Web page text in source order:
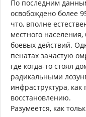
По последним
освобождено более
что, вполне
местного
боевых действий.
пенатах зачастую
где когда-то стоял
радикальными
инфраструктура,
восстановлению.
Разумеется, как